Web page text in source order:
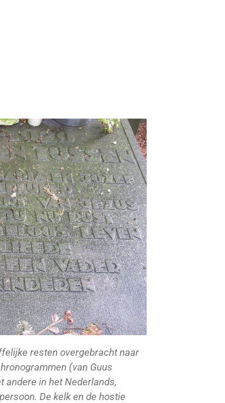
resten overgebracht naar
(van Guus
andere in het Nederlands,
De kelk en de hostie